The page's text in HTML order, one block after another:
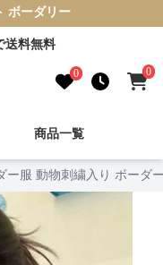
ボーダリー
送料無料
0 0
商品一覧
ー服 動物刺繍入り ボーダ